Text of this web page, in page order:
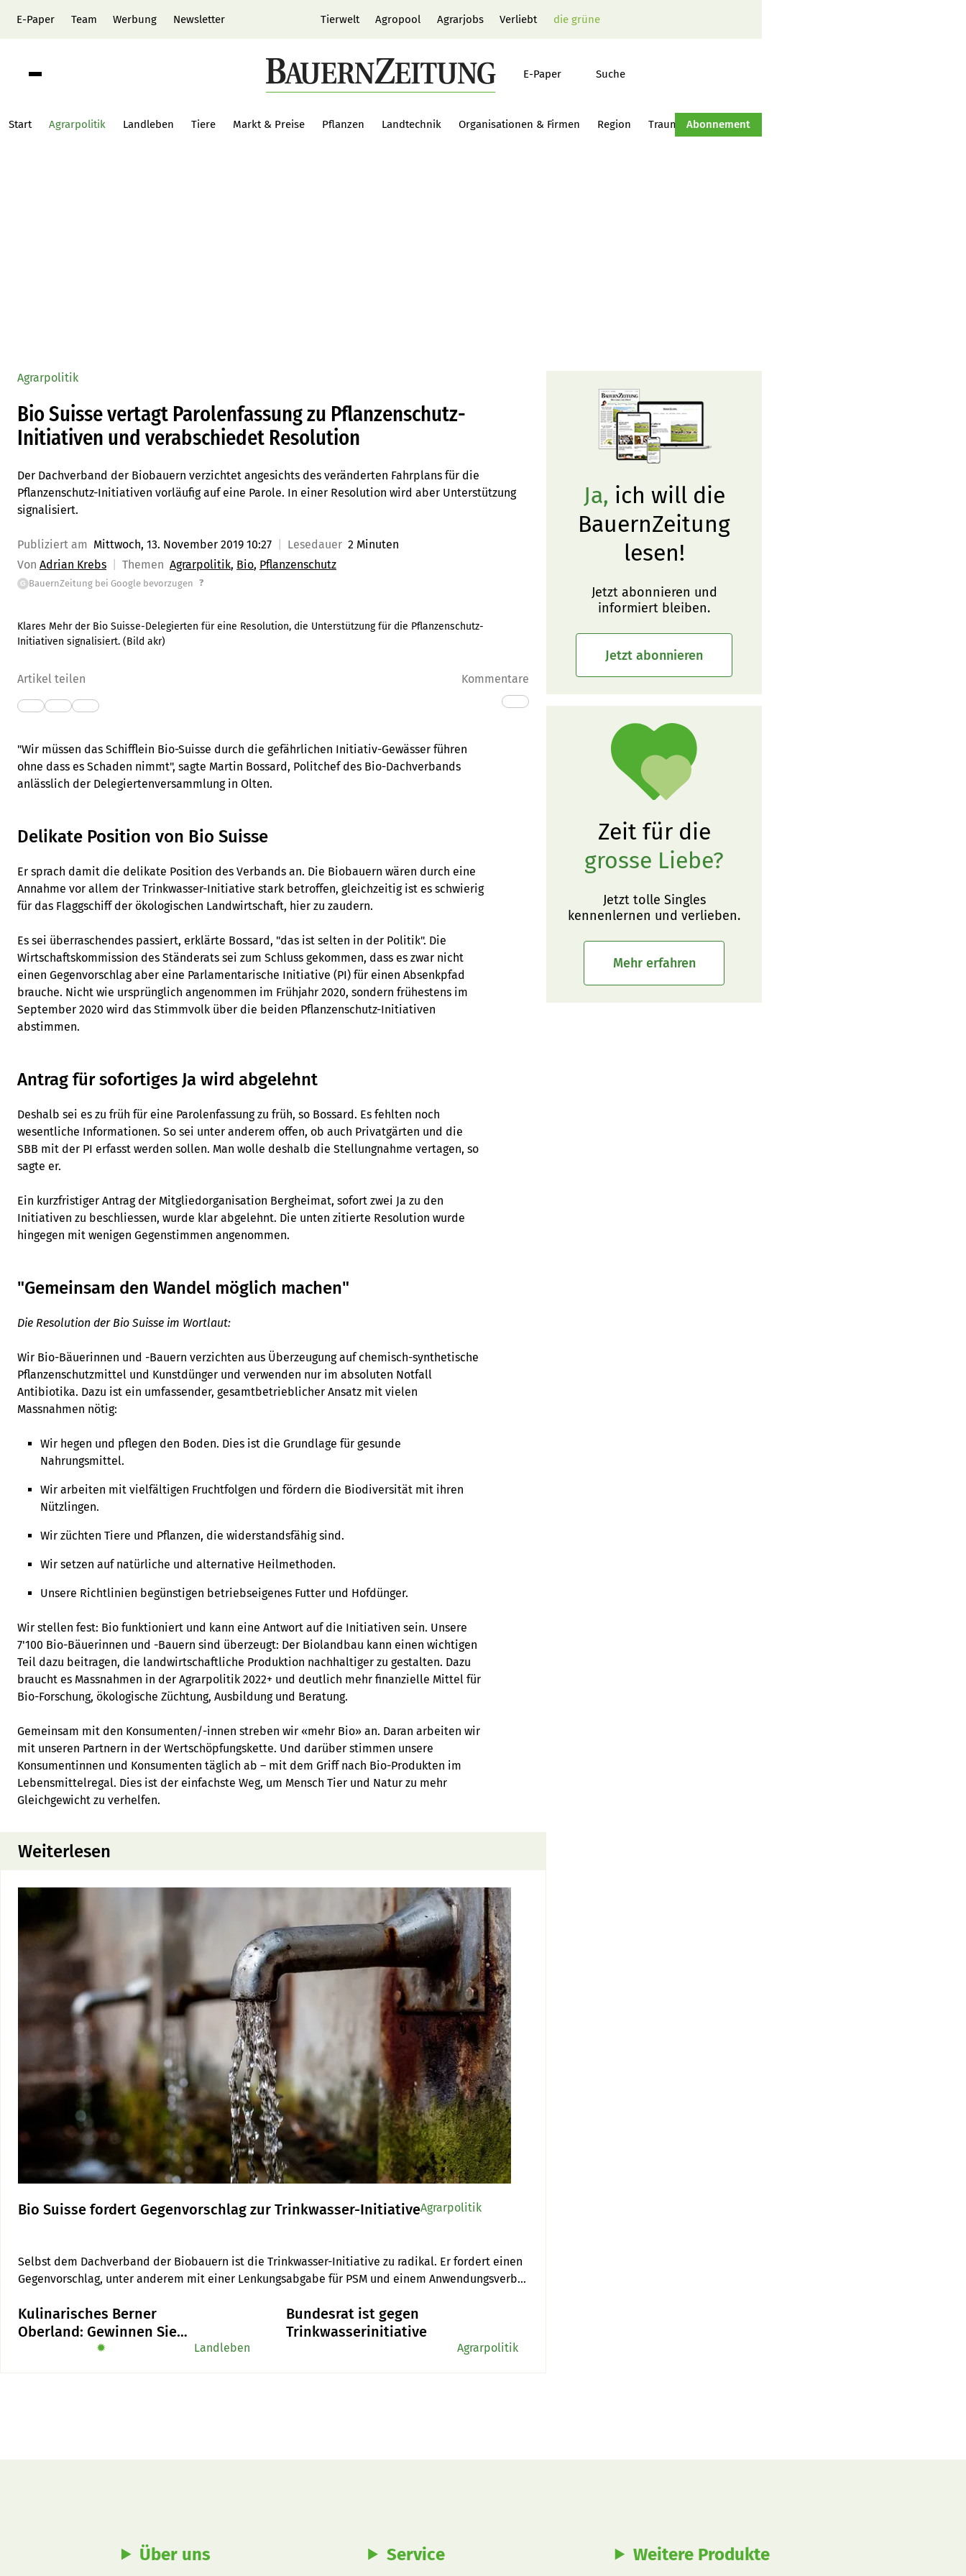
E-Paper Team Werbung Newsletter Tierwelt Agropool Agrarjobs Verliebt die grüne
E-Paper Suche
Start Agrarpolitik Landleben Tiere Markt & Preise Pflanzen Landtechnik Organisationen & Firmen Region Traumtraktor Hof-Management
Abonnement
Agrarpolitik
Bio Suisse vertagt Parolenfassung zu Pflanzenschutz-
Initiativen und verabschiedet Resolution
Der Dachverband der Biobauern verzichtet angesichts des veränderten Fahrplans für die
Pflanzenschutz-Initiativen vorläufig auf eine Parole. In einer Resolution wird aber Unterstützung
signalisiert.
Publiziert am Mittwoch, 13. November 2019 10:27 Lesedauer 2 Minuten
Von Adrian Krebs Themen Agrarpolitik Bio Pflanzenschutz
G BauernZeitung bei Google bevorzugen ?
Klares Mehr der Bio Suisse-Delegierten für eine Resolution, die Unterstützung für die Pflanzenschutz-
Initiativen signalisiert. (Bild akr)
Artikel teilen Kommentare
"Wir müssen das Schifflein Bio-Suisse durch die gefährlichen Initiativ-Gewässer führen
ohne dass es Schaden nimmt", sagte Martin Bossard, Politchef des Bio-Dachverbands
anlässlich der Delegiertenversammlung in Olten.
Delikate Position von Bio Suisse
Er sprach damit die delikate Position des Verbands an. Die Biobauern wären durch eine
Annahme vor allem der Trinkwasser-Initiative stark betroffen, gleichzeitig ist es schwierig
für das Flaggschiff der ökologischen Landwirtschaft, hier zu zaudern.
Es sei überraschendes passiert, erklärte Bossard, "das ist selten in der Politik". Die
Wirtschaftskommission des Ständerats sei zum Schluss gekommen, dass es zwar nicht
einen Gegenvorschlag aber eine Parlamentarische Initiative (PI) für einen Absenkpfad
brauche. Nicht wie ursprünglich angenommen im Frühjahr 2020, sondern frühestens im
September 2020 wird das Stimmvolk über die beiden Pflanzenschutz-Initiativen
abstimmen.
Antrag für sofortiges Ja wird abgelehnt
Deshalb sei es zu früh für eine Parolenfassung zu früh, so Bossard. Es fehlten noch
wesentliche Informationen. So sei unter anderem offen, ob auch Privatgärten und die
SBB mit der PI erfasst werden sollen. Man wolle deshalb die Stellungnahme vertagen, so
sagte er.
Ein kurzfristiger Antrag der Mitgliedorganisation Bergheimat, sofort zwei Ja zu den
Initiativen zu beschliessen, wurde klar abgelehnt. Die unten zitierte Resolution wurde
hingegen mit wenigen Gegenstimmen angenommen.
"Gemeinsam den Wandel möglich machen"
Die Resolution der Bio Suisse im Wortlaut:
Wir Bio-Bäuerinnen und -Bauern verzichten aus Überzeugung auf chemisch-synthetische
Pflanzenschutzmittel und Kunstdünger und verwenden nur im absoluten Notfall
Antibiotika. Dazu ist ein umfassender, gesamtbetrieblicher Ansatz mit vielen
Massnahmen nötig:
Wir hegen und pflegen den Boden. Dies ist die Grundlage für gesunde
Nahrungsmittel.
Wir arbeiten mit vielfältigen Fruchtfolgen und fördern die Biodiversität mit ihren
Nützlingen.
Wir züchten Tiere und Pflanzen, die widerstandsfähig sind.
Wir setzen auf natürliche und alternative Heilmethoden.
Unsere Richtlinien begünstigen betriebseigenes Futter und Hofdünger.
Wir stellen fest: Bio funktioniert und kann eine Antwort auf die Initiativen sein. Unsere
7'100 Bio-Bäuerinnen und -Bauern sind überzeugt: Der Biolandbau kann einen wichtigen
Teil dazu beitragen, die landwirtschaftliche Produktion nachhaltiger zu gestalten. Dazu
braucht es Massnahmen in der Agrarpolitik 2022+ und deutlich mehr finanzielle Mittel für
Bio-Forschung, ökologische Züchtung, Ausbildung und Beratung.
Gemeinsam mit den Konsumenten/-innen streben wir «mehr Bio» an. Daran arbeiten wir
mit unseren Partnern in der Wertschöpfungskette. Und darüber stimmen unsere
Konsumentinnen und Konsumenten täglich ab – mit dem Griff nach Bio-Produkten im
Lebensmittelregal. Dies ist der einfachste Weg, um Mensch Tier und Natur zu mehr
Gleichgewicht zu verhelfen.
Weiterlesen
Bio Suisse fordert Gegenvorschlag zur Trinkwasser-Initiative
Selbst dem Dachverband der Biobauern ist die Trinkwasser-Initiative zu radikal. Er fordert einen
Gegenvorschlag, unter anderem mit einer Lenkungsabgabe für PSM und einem Anwendungsverbot
Agrarpolitik
Kulinarisches Berner
Oberland: Gewinnen Sie
das Buch «Alpe-Chuchi»
✹ Landleben
Bundesrat ist gegen
Trinkwasserinitiative
Agrarpolitik
Ja, ich will die
BauernZeitung
lesen!
Jetzt abonnieren und
informiert bleiben.
Jetzt abonnieren
Zeit für die
grosse Liebe?
Jetzt tolle Singles
kennenlernen und verlieben.
Mehr erfahren
Über uns Service Weitere Produkte